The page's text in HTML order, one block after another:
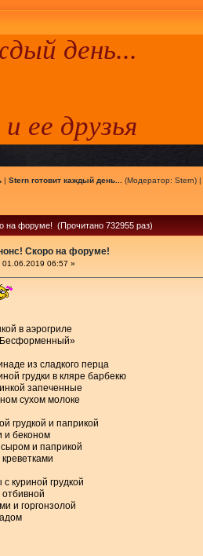
день...
ее друзья
| Stern готовит каждый день... (Модератор: Stern) |
на форуме! (Прочитано 732955 раз)
Скоро на форуме!
01.06.2019 06:57 »
в аэрогриле
из сладкого перца
грудки в кляре барбекю
запеченные
сухом молоке
грудкой и паприкой
и беконом
сыром и паприкой
куриной грудкой
отбивной
и горгонзолой